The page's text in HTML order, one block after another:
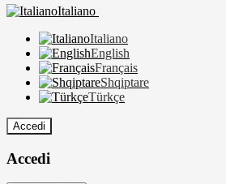
Italiano
Italiano
English
Français
Shqiptare
Türkçe
Accedi
Accedi